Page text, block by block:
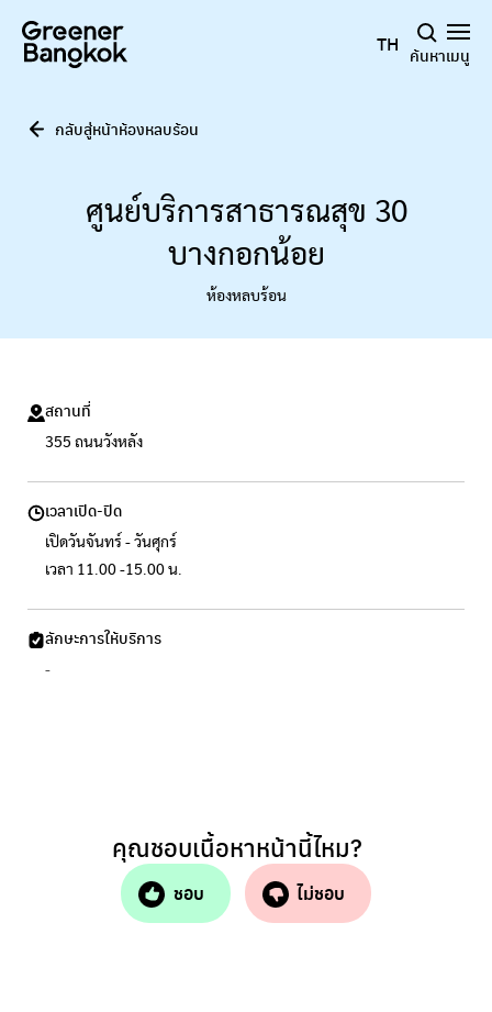
TH ค้นหาเมนู
กลับสู่หน้าห้องหลบร้อน
ศูนย์บริการสาธารณสุข 30
บางกอกน้อย
ห้องหลบร้อน
สถานที่
355 ถนนวังหลัง
เวลาเปิด-ปิด
เปิดวันจันทร์ - วันศุกร์
เวลา 11.00 -15.00 น.
ลักษะการให้บริการ
-
คุณชอบเนื้อหาหน้านี้ไหม?
ชอบ ไม่ชอบ